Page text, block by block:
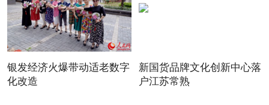
银发经济火爆带动适老数字
化改造
新国货品牌文化创新中心落
户江苏常熟